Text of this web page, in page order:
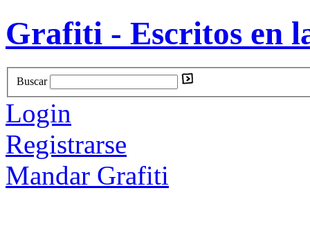
Grafiti - Escritos en
Buscar
Login
Registrarse
Mandar Grafiti